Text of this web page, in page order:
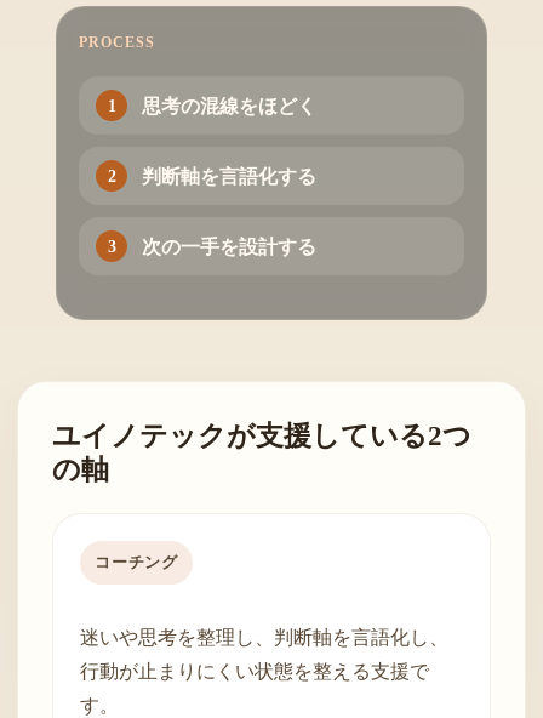
PROCESS
思考の混線をほどく
判断軸を言語化する
次の一手を設計する
ユイノテックが支援している2つ
の軸
コーチング
迷いや思考を整理し、判断軸を言語化し、
行動が止まりにくい状態を整える支援で
す。